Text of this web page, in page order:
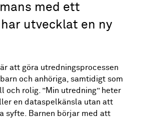
med ett
utvecklat en ny
att göra utredningsprocessen
och anhöriga, samtidigt som
och rolig. ”Min utredning” heter
en dataspelkänsla utan att
syfte. Barnen börjar med att